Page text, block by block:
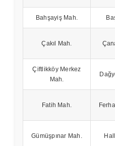
Bahşayiş Mah.
Çakıl Mah.
Çiftlikköy Merkez
Mah.
Fatih Mah.
Gümüşpınar Mah.